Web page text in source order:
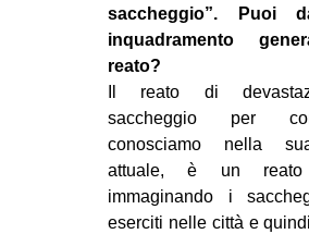
ESTREMO
EUROPA
MEDIO ORIENTE
MONDO
EVENTI
in
saccheggio”. Puoi
inquadramento
reato?
Il reato di
saccheggio per
conosciamo nella
attuale, è un reato
immaginando i
eserciti nelle città e